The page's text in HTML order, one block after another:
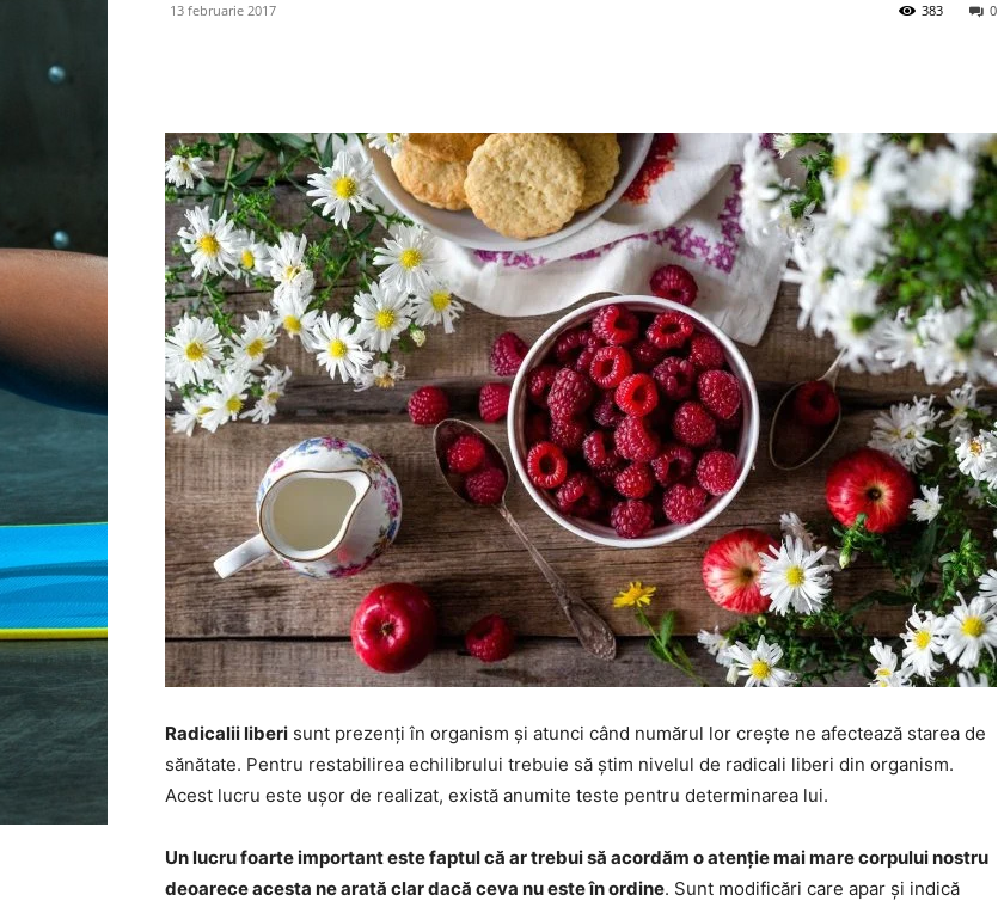
13 februarie 2017 0
383
Radicalii liberi sunt prezenți în organism și atunci când numărul lor crește ne afectează starea de
sănătate. Pentru restabilirea echilibrului trebuie să știm nivelul de radicali liberi din organism.
Acest lucru este ușor de realizat, există anumite teste pentru determinarea lui.
Un lucru foarte important este faptul că ar trebui să acordăm o atenție mai mare corpului nostru
deoarece acesta ne arată clar dacă ceva nu este în ordine. Sunt modificări care apar și indică